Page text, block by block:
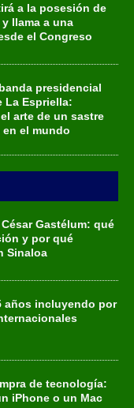
a la posesión de
llama a una
el Congreso
presidencial
La Espriella:
arte de un sastre
el mundo
Gastélum: qué
y por qué
Sinaloa
años incluyendo por
de tecnología:
iPhone o un Mac